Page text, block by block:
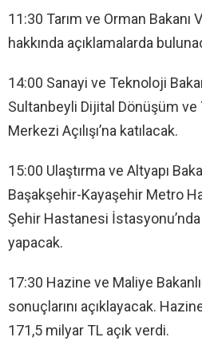
11:30 Tarım ve Orman Bakanı
hakkında açıklamalarda
14:00 Sanayi ve Teknoloji
Sultanbeyli Dijital Dönüşüm
Merkezi Açılışı’na katılacak.
15:00 Ulaştırma ve Altyapı
Başakşehir-Kayaşehir Metro
Şehir Hastanesi İstasyonu’nda
yapacak.
17:30 Hazine ve Maliye
sonuçlarını açıklayacak.
171,5 milyar TL açık verdi.